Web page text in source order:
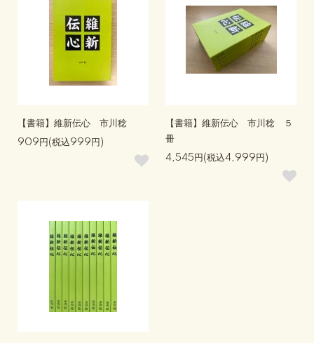
【書籍】維新伝心 市川稔
909円(税込999円)
【書籍】維新伝心 市川稔 ５
冊
4,545円(税込4,999円)